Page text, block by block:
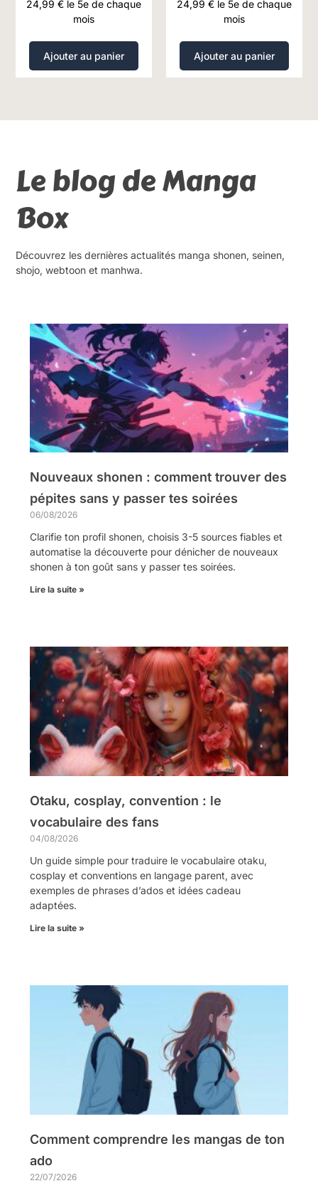
24,99€ le 5e de chaque
mois
Ajouter au panier
24,99 € le 5e de chaque
mois
Ajouter au panier
Le blog de Manga
Box
Découvrez les dernières actualités manga shonen, seinen,
shojo, webtoon et manhwa.
Nouveaux shonen : comment trouver des
pépites sans y passer tes soirées
06/08/2026
Clarifie ton profil shonen, choisis 3-5 sources fiables et
automatise la découverte pour dénicher de nouveaux
shonen à ton goût sans y passer tes soirées.
Lire la suite »
Otaku, cosplay, convention : le
vocabulaire des fans
04/08/2026
Un guide simple pour traduire le vocabulaire otaku,
cosplay et conventions en langage parent, avec
exemples de phrases d’ados et idées cadeau
adaptées.
Lire la suite »
Comment comprendre les mangas de ton
ado
22/07/2026